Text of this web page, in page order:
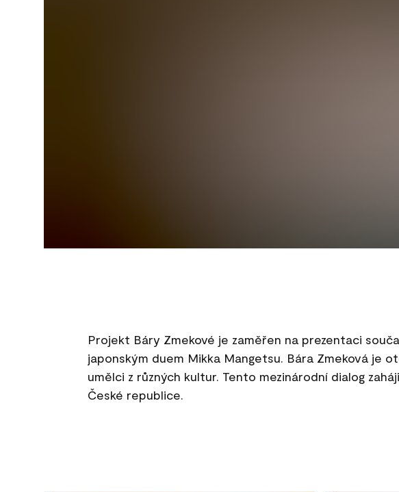
Projekt Báry Zmekové je zaměřen na prezentaci
japonským duem Mikka Mangetsu. Bára Zmeková je
umělci z různých kultur. Tento mezinárodní dialog
České republice.